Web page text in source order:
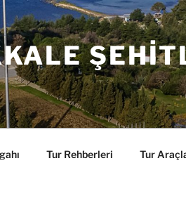
Tur Rehberleri Tur